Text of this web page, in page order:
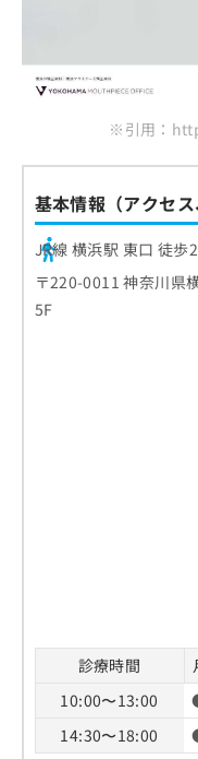
※引用：
基本情報（アクセス
JR線 横浜駅 東口 徒歩
〒220-0011 神奈川県
5F
診療時間
10:00〜13:00
14:30〜18:00